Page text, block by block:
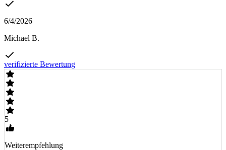
6/4/2026
Michael B.
verifizierte Bewertung
5
Weiterempfehlung